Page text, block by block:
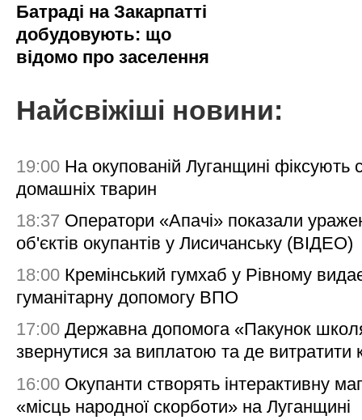
Батраді на Закарпатті
добудовують: що
відомо про заселення
Найсвіжіші новини:
19:00 На окупованій Луганщині фіксують
домашніх тварин
18:37 Оператори «Апачі» показали
об'єктів окупантів у Лисичанську (ВІДЕО)
18:00 Кремінський гумхаб у Рівному
гуманітарну допомогу ВПО
17:00 Державна допомога «Пакунок
звернутися за виплатою та де витратити
16:00 Окупанти створять інтерактивну
«місць народної скорботи» на Луганщині